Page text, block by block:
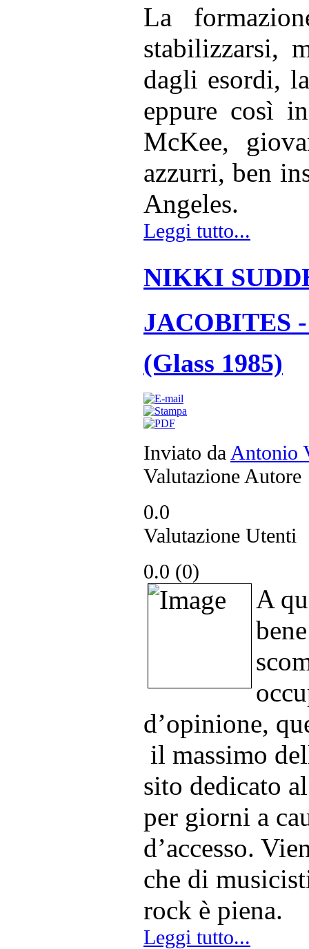
La
stabilizzarsi,
dagli esordi,
eppure così
McKee,
azzurri, ben
Angeles.
Leggi tutto...
NIKKI
JACOBITES -
(Glass 1985)
Inviato da Antonio
Valutazione Autore
0.0
Valutazione Utenti
0.0 (0)
A
d’opinione,
il massimo
sito dedicato
per giorni a
d’accesso.
che di
rock è piena.
Leggi tutto...